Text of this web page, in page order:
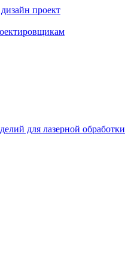
проект
для лазерной обработки